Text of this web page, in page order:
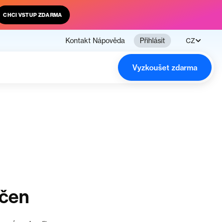
CHCI VSTUP ZDARMA
Kontakt Nápověda Přihlásit CZ
Vyzkoušet zdarma